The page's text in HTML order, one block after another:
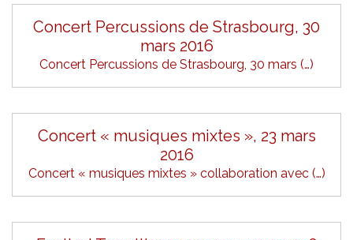
Concert Percussions de Strasbourg, 30
mars 2016
Concert Percussions de Strasbourg, 30 mars (…)
Concert « musiques mixtes », 23 mars
2016
Concert « musiques mixtes » collaboration avec (…)